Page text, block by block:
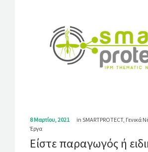
8 Μαρτίου, 2021 in SMARTPROTECT, Γενικά
Έργα
Είστε παραγωγός ή